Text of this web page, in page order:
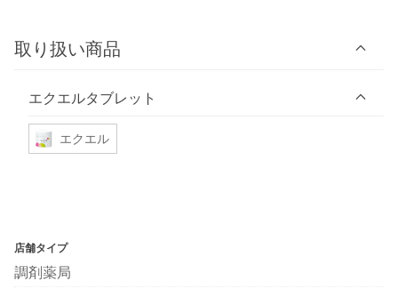
取り扱い商品
エクエルタブレット
エクエル
店舗タイプ
調剤薬局